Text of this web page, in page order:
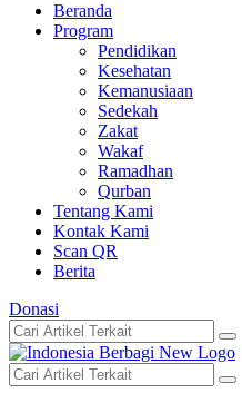
Beranda
Program
Pendidikan
Kesehatan
Kemanusiaan
Sedekah
Zakat
Wakaf
Ramadhan
Qurban
Tentang Kami
Kontak Kami
Scan QR
Berita
Donasi